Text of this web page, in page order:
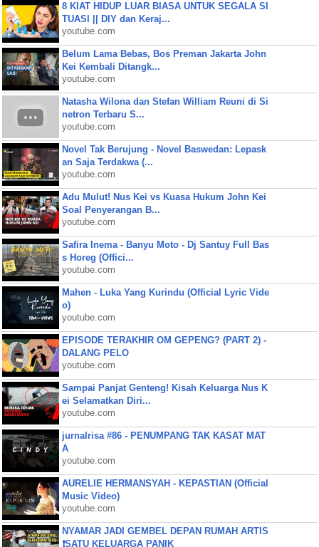
8 KIAT HIDUP LUAR BIASA UNTUK SEGALA SI
TUASI || DIY dan Keraj...
youtube.com
Belum Lama Bebas, Bos Preman Jakarta John
Kei Kembali Ditangk...
youtube.com
Natasha Wilona dan Stefan William Reuni di Si
netron Terbaru S...
youtube.com
Novel Tak Berujung - Novel Baswedan: Lepask
an Saja Terdakwa (...
youtube.com
Adu Mulut! Nus Kei vs Kuasa Hukum John Kei
Soal Penyerangan B...
youtube.com
Safira Inema - Banyu Moto - Dj Santuy Full Bas
s Horeg (Offici...
youtube.com
Mahen - Luka Yang Kurindu (Official Lyric Vide
o)
youtube.com
EPISODE TERAKHIR OM GEPENG? (PART 2) -
DALANG PELO
youtube.com
Sampai Panjat Genteng! Kisah Keluarga Nus K
ei Selamatkan Diri...
youtube.com
jurnalrisa #86 - PENUMPANG TAK KASAT MAT
A
youtube.com
AURELIE HERMANSYAH - KEPASTIAN (Official
Music Video)
youtube.com
NYAMAR JADI GEMBEL DEPAN RUMAH ARTIS
❗SATU KELUARGA PANIK